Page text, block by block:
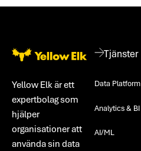
Footer
Yellow Elk är ett
expertbolag som
hjälper
organisationer att
använda sin data
Tjänster
Data Platform
Analytics & BI
AI/ML